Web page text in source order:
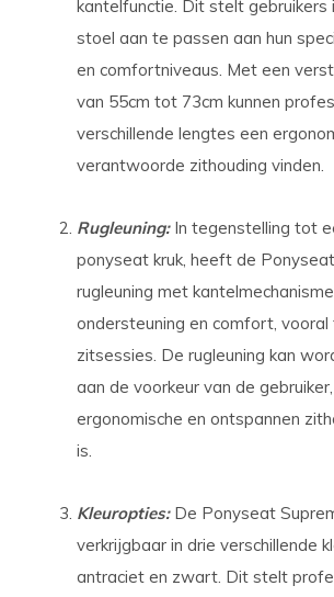
kantelfunctie. Dit stelt
stoel aan te passen aan hun
en comfortniveaus. Met een
van 55cm tot 73cm kunnen
verschillende lengtes een
verantwoorde zithouding vinden.
Rugleuning:In tegenstelling tot
ponyseat kruk, heeft de
rugleuning met
ondersteuning en comfort, vooral
zitsessies. De rugleuning kan
aan de voorkeur van de
ergonomische en ontspannen
is.
Kleuropties:De Ponyseat
verkrijgbaar in drie verschillende
antraciet en zwart. Dit stelt